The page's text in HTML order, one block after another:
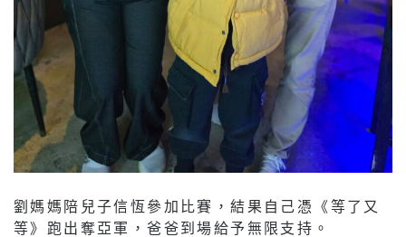
劉媽媽陪兒子信恆參加比賽，結果自己憑《等了又
等》跑出奪亞軍，爸爸到場給予無限支持。